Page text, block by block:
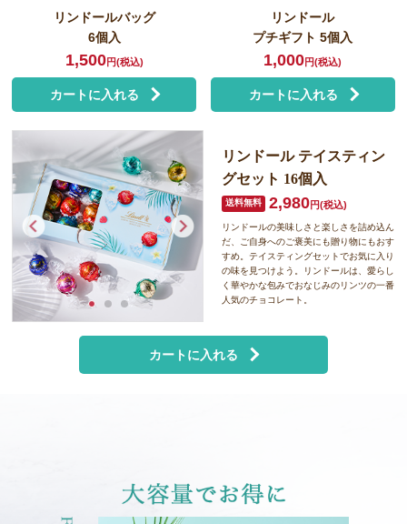
リンドールバッグ
6個入
1,500円(税込)
カートに入れる
リンドール
プチギフト 5個入
1,000円(税込)
カートに入れる
リンドール テイスティン
グセット 16個入
2,980円(税込)
リンドールの美味しさと楽しさを詰め込ん
だ、ご自身へのご褒美にも贈り物にもおす
すめ。テイスティングセットでお気に入り
の味を見つけよう。リンドールは、愛らし
く華やかな包みでおなじみのリンツの一番
人気のチョコレート。
カートに入れる